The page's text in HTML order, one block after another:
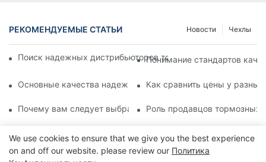
РЕКОМЕНДУЕМЫЕ СТАТЬИ Чехлы
Новости
Поиск надежных дистрибьюторов тормозных колодок для
Понимание стандартов
Основные качества надежного поставщика тормозных
Как сравнить цены у
Почему вам следует выбрать авторизованного дилера
Роль продавцов тормозных
We use cookies to ensure that we give you the best experience
on and off our website. please review our Политика